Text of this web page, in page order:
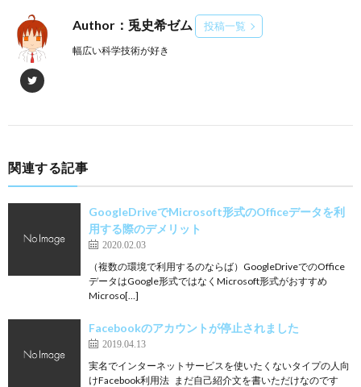
Author：兎史希ゼム 投稿一覧
幅広い科学技術が好き
関連する記事
GoogleDriveでMicrosoft形式のOfficeデータを利
用する際のデメリット
2020.02.03
（複数の環境で利用するのならば）GoogleDriveでのOffice
データはGoogle形式ではなくMicrosoft形式がおすすめ
Microso[…]
Facebookのアカウントが停止されました
2019.04.13
実名でインターネットサービスを使いたくないタイプの人向
けFacebook利用法 まだ自己紹介文を書いただけなのです